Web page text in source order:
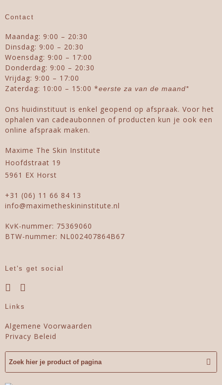
Contact
Maandag: 9:00 – 20:30
Dinsdag: 9:00 – 20:30
Woensdag: 9:00 – 17:00
Donderdag: 9:00 – 20:30
Vrijdag: 9:00 – 17:00
Zaterdag: 10:00 – 15:00 *eerste za van de maand*
Ons huidinstituut is enkel geopend op afspraak. Voor het
ophalen van cadeaubonnen of producten kun je ook een
online afspraak maken.
Maxime The Skin Institute
Hoofdstraat 19
5961 EX Horst
+31 (06) 11 66 84 13
info@maximetheskininstitute.nl
KvK-nummer: 75369060
BTW-nummer: NL002407864B67
Let's get social
Links
Algemene Voorwaarden
Privacy Beleid